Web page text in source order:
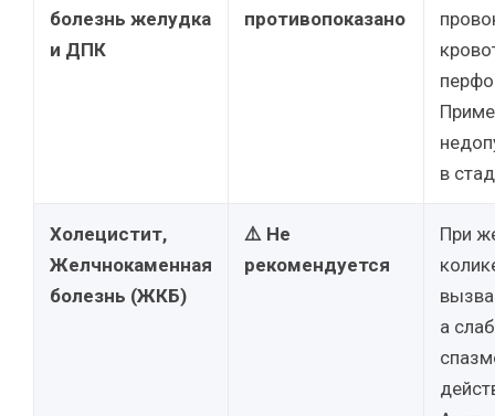
болезнь желудка
и ДПК
противопоказано
в
Холецистит,
Желчнокаменная
болезнь (ЖКБ)
⚠️ Не
рекомендуется
При
а